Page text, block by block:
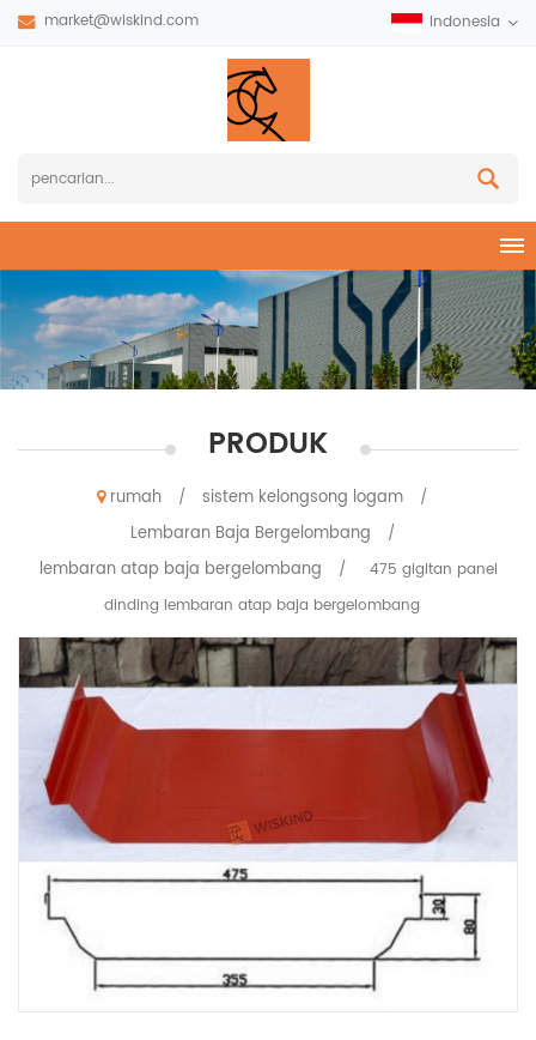
market@wiskind.com Indonesia
PRODUK
rumah / sistem kelongsong logam /
Lembaran Baja Bergelombang /
lembaran atap baja bergelombang /
475 gigitan panel
dinding lembaran atap baja bergelombang